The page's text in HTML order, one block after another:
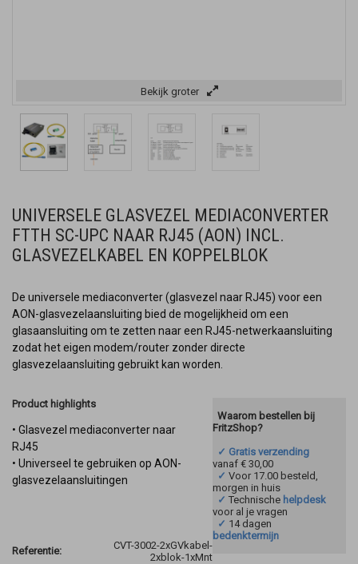
Bekijk groter
UNIVERSELE GLASVEZEL MEDIACONVERTER
FTTH SC-UPC NAAR RJ45 (AON) INCL.
GLASVEZELKABEL EN KOPPELBLOK
De universele mediaconverter (glasvezel naar RJ45) voor een
AON-glasvezelaansluiting bied de mogelijkheid om een
glasaansluiting om te zetten naar een RJ45-netwerkaansluiting
zodat het eigen modem/router zonder directe
glasvezelaansluiting gebruikt kan worden.
Product highlights
• Glasvezel mediaconverter naar
RJ45
• Universeel te gebruiken op AON-
glasvezelaansluitingen
Waarom bestellen bij
FritzShop?
✓ Gratis verzending
vanaf € 30,00
✓ Voor 17.00 besteld,
morgen in huis
✓ Technische helpdesk
voor al je vragen
✓ 14 dagen
bedenktermijn
Referentie:
CVT-3002-2xGVkabel-
2xblok-1xMnt